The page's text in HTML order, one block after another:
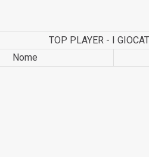
TOP PLAYER - I
Nome